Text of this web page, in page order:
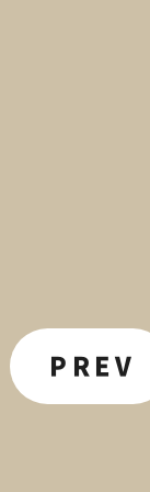
PREV